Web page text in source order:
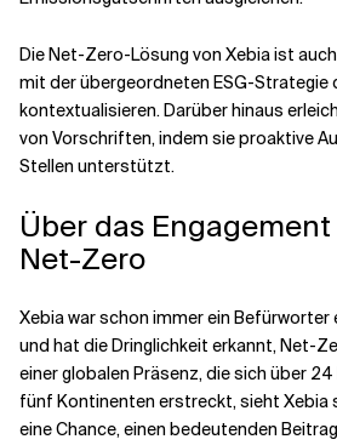
Die Net-Zero-Lösung von Xebia ist
mit der übergeordneten ESG-Strategie
kontextualisieren. Darüber hinaus
von Vorschriften, indem sie proaktive
Stellen unterstützt.
Über das
Net-Zero
Xebia war schon immer ein Befürworter
und hat die Dringlichkeit erkannt, Net-
einer globalen Präsenz, die sich über
fünf Kontinenten erstreckt, sieht Xebia
eine Chance, einen bedeutenden